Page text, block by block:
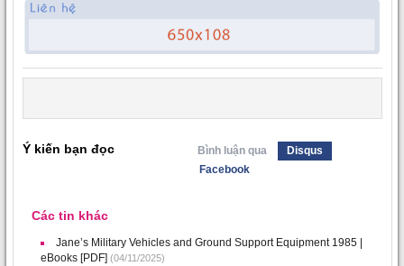
Ý kiến bạn đọc Bình luận qua
Disqus
Facebook
Các tin khác
Jane’s Military Vehicles and Ground Support Equipment 1985 |
eBooks [PDF] (04/11/2025)